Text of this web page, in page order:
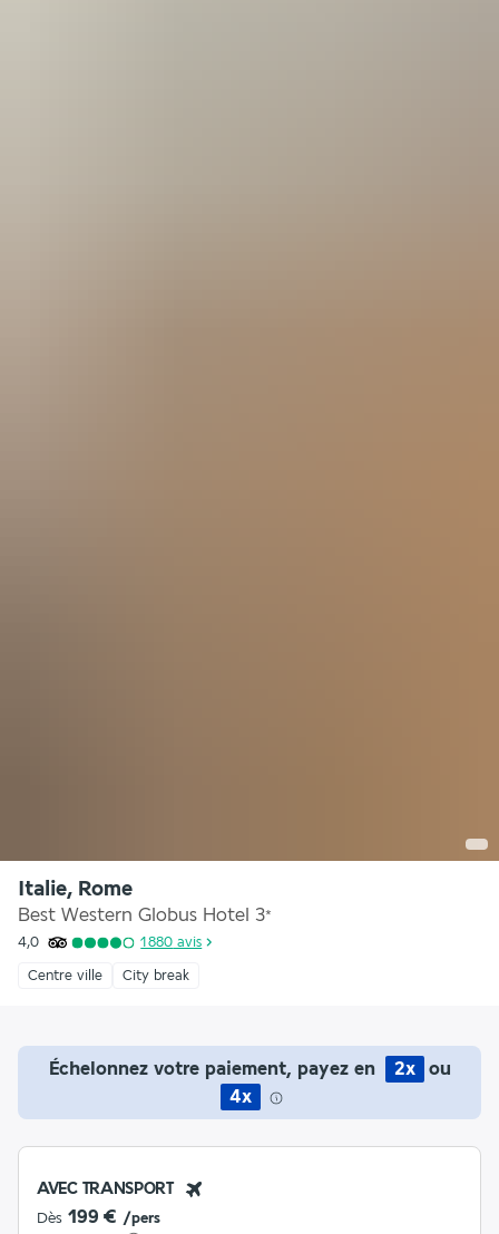
Italie, Rome
Best Western Globus Hotel 3*
4,0 1 880 avis
Centre ville City break
Échelonnez votre paiement, payez en 2x
ou
4x
AVEC TRANSPORT
Dès 199 € /pers